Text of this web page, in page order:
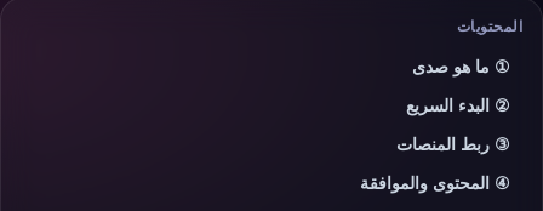
المحتويات
① ما هو صدى
② البدء السريع
③ ربط المنصات
④ المحتوى والموافقة